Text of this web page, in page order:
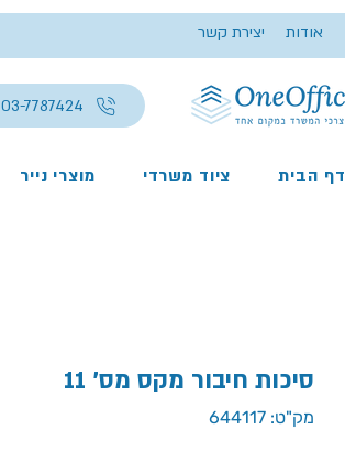
יצירת קשר אודות
03-7787424
דף הבית ציוד משרדי מוצרי נייר
סיכות חיבור מקס מס' 11
מק"ט: 644117